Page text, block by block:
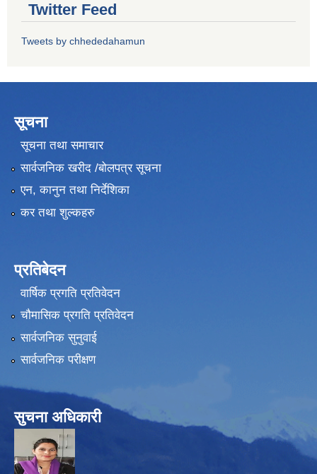
Twitter Feed
Tweets by chhededahamun
सूचना
सूचना तथा समाचार
सार्वजनिक खरीद /बोलपत्र सूचना
एन, कानुन तथा निर्देशिका
कर तथा शुल्कहरु
प्रतिबेदन
वार्षिक प्रगति प्रतिवेदन
चौमासिक प्रगति प्रतिवेदन
सार्वजनिक सुनुवाई
सार्वजनिक परीक्षण
सुचना अधिकारी